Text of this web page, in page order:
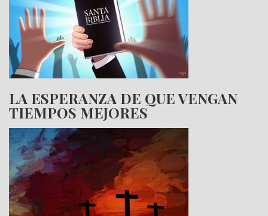
LA ESPERANZA DE QUE VENGAN
TIEMPOS MEJORES